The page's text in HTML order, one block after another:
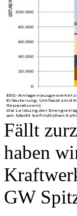
Fällt
haben
GW